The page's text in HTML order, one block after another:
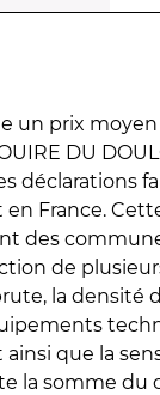
un prix
DU
déclarations
en France.
des
de
la densité
ainsi que la
la somme du